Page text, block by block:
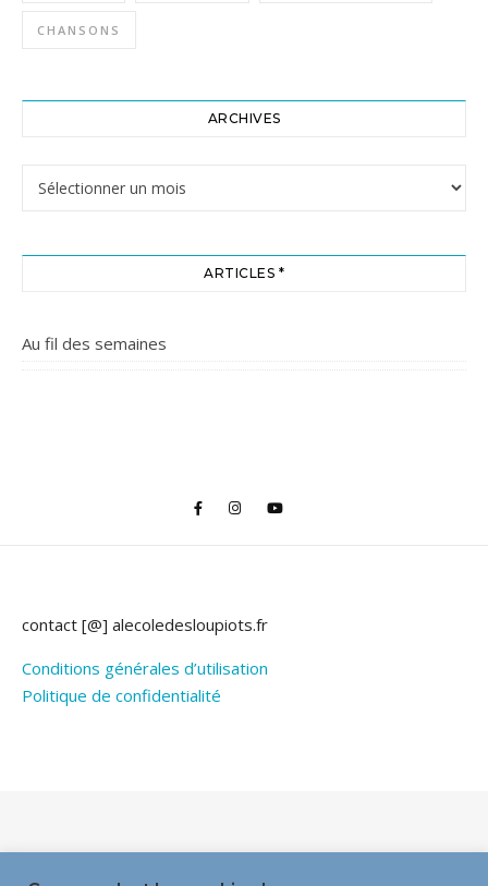
CHANSONS
ARCHIVES
ARTICLES *
Au fil des semaines
contact [@] alecoledesloupiots.fr
Conditions générales d’utilisation
Politique de confidentialité